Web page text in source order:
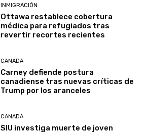
INMIGRACIÓN
Ottawa restablece cobertura
médica para refugiados tras
revertir recortes recientes
CANADA
Carney defiende postura
canadiense tras nuevas críticas de
Trump por los aranceles
CANADA
SIU investiga muerte de joven